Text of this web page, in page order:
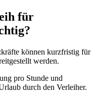
für
können kurzfristig für
werden.
pro Stunde und
durch den Verleiher.